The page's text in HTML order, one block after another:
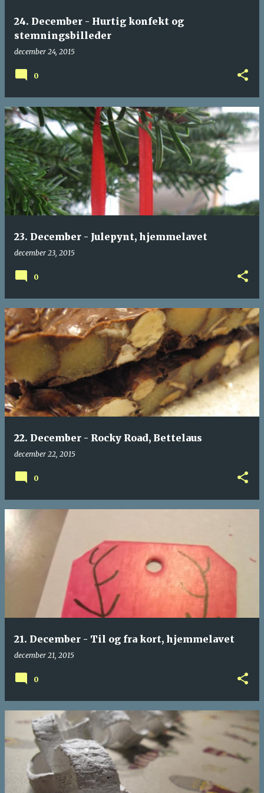
24. December - Hurtig konfekt og
stemningsbilleder
december 24, 2015
0
23. December - Julepynt, hjemmelavet
december 23, 2015
0
22. December - Rocky Road, Bettelaus
december 22, 2015
0
21. December - Til og fra kort, hjemmelavet
december 21, 2015
0